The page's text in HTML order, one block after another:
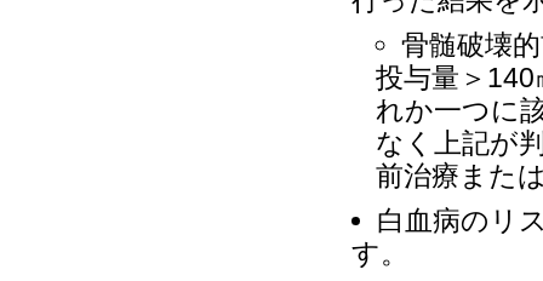
骨髄破壊
投与量＞
れか一つに
なく上記が
前治療また
白血病のリ
す。